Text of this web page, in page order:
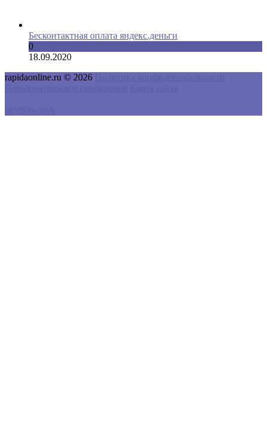
Бесконтактная оплата яндекс.деньги
0
18.09.2020
rapidaonline.ru © 2026